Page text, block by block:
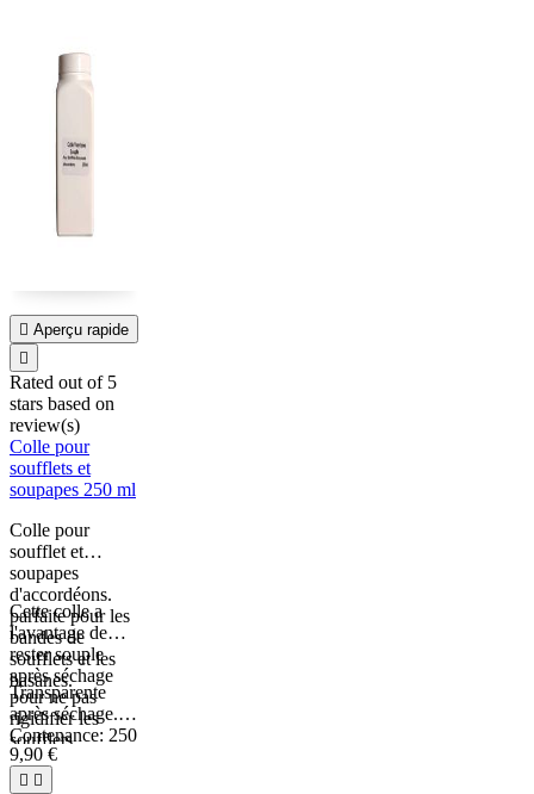
 Aperçu rapide

Rated out of 5
stars based on
review(s)
Colle pour
soufflets et
soupapes 250 ml
Colle pour
soufflet et
soupapes
d'accordéons.
parfaite pour les
bandes de
soufflets et les
basanes.
Cette colle a
l'avantage de
rester souple
après séchage
pour ne pas
rigidifier les
soufflets.
Transparente
après séchage.
Contenance: 250
ml, de quoi
refaire
9,90 €
 